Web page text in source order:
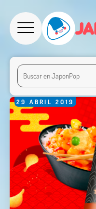
29 ABRIL 2019